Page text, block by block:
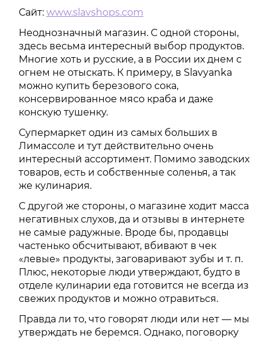
Сайт: www.slavshops.com
Неоднозначный магазин. С одной стороны,
здесь весьма интересный выбор продуктов.
Многие хоть и русские, а в России их днем с
огнем не отыскать. К примеру, в Slavyanka
можно купить березового сока,
консервированное мясо краба и даже
конскую тушенку.
Супермаркет один из самых больших в
Лимассоле и тут действительно очень
интересный ассортимент. Помимо заводских
товаров, есть и собственные соленья, а так
же кулинария.
С другой же стороны, о магазине ходит масса
негативных слухов, да и отзывы в интернете
не самые радужные. Вроде бы, продавцы
частенько обсчитывают, вбивают в чек
«левые» продукты, заговаривают зубы и т. п.
Плюс, некоторые люди утверждают, будто в
отделе кулинарии еда готовится не всегда из
свежих продуктов и можно отравиться.
Правда ли то, что говорят люди или нет — мы
утверждать не беремся. Однако, поговорку